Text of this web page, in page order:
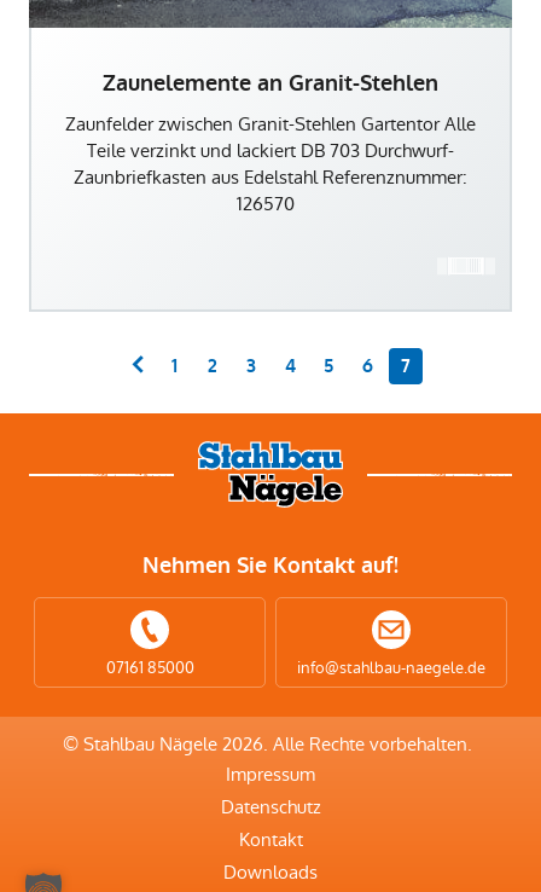
Zaunelemente an Granit-Stehlen
Zaunfelder zwischen Granit-Stehlen Gartentor Alle
Teile verzinkt und lackiert DB 703 Durchwurf-
Zaunbriefkasten aus Edelstahl Referenznummer:
126570
1 2 3 4 5 6 7
Nehmen Sie Kontakt auf!
07161 85000 info@stahlbau-naegele.de
© Stahlbau Nägele 2026. Alle Rechte vorbehalten.
Impressum
Datenschutz
Kontakt
Downloads